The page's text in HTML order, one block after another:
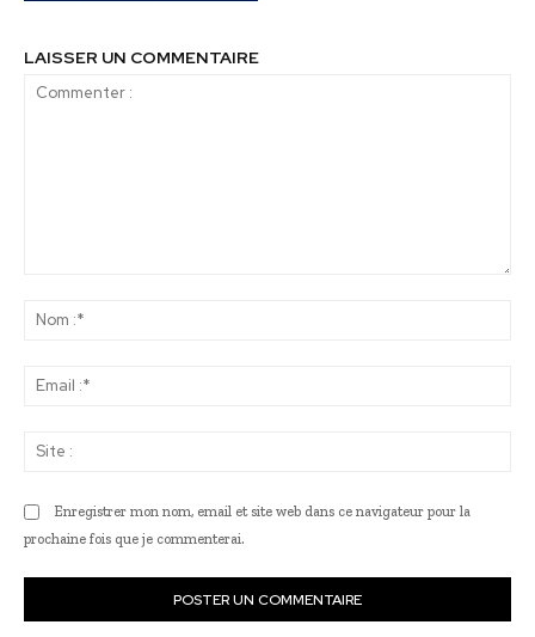
LAISSER UN COMMENTAIRE
Enregistrer mon nom, email et site web dans ce navigateur pour la
prochaine fois que je commenterai.